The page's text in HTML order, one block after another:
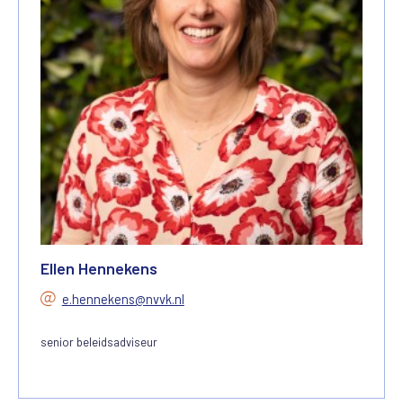
Ellen Hennekens
e.hennekens@nvvk.nl
senior beleidsadviseur